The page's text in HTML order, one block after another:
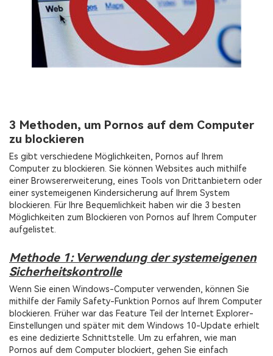
Standort-Tracker
3 Methoden, um Pornos auf dem Computer
zu blockieren
Es gibt verschiedene Möglichkeiten, Pornos auf Ihrem
Computer zu blockieren. Sie können Websites auch mithilfe
einer Browsererweiterung, eines Tools von Drittanbietern oder
einer systemeigenen Kindersicherung auf Ihrem System
blockieren. Für Ihre Bequemlichkeit haben wir die 3 besten
Möglichkeiten zum Blockieren von Pornos auf Ihrem Computer
aufgelistet.
Methode 1: Verwendung der systemeigenen
Sicherheitskontrolle
Wenn Sie einen Windows-Computer verwenden, können Sie
mithilfe der Family Safety-Funktion Pornos auf Ihrem Computer
blockieren. Früher war das Feature Teil der Internet Explorer-
Einstellungen und später mit dem Windows 10-Update erhielt
es eine dedizierte Schnittstelle. Um zu erfahren, wie man
Pornos auf dem Computer blockiert, gehen Sie einfach